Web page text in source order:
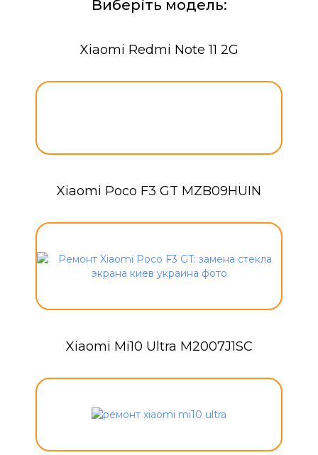
Виберіть модель:
Xiaomi Redmi Note 11 2G
Xiaomi Poco F3 GT MZB09HUIN
Xiaomi Mi10 Ultra M2007J1SC